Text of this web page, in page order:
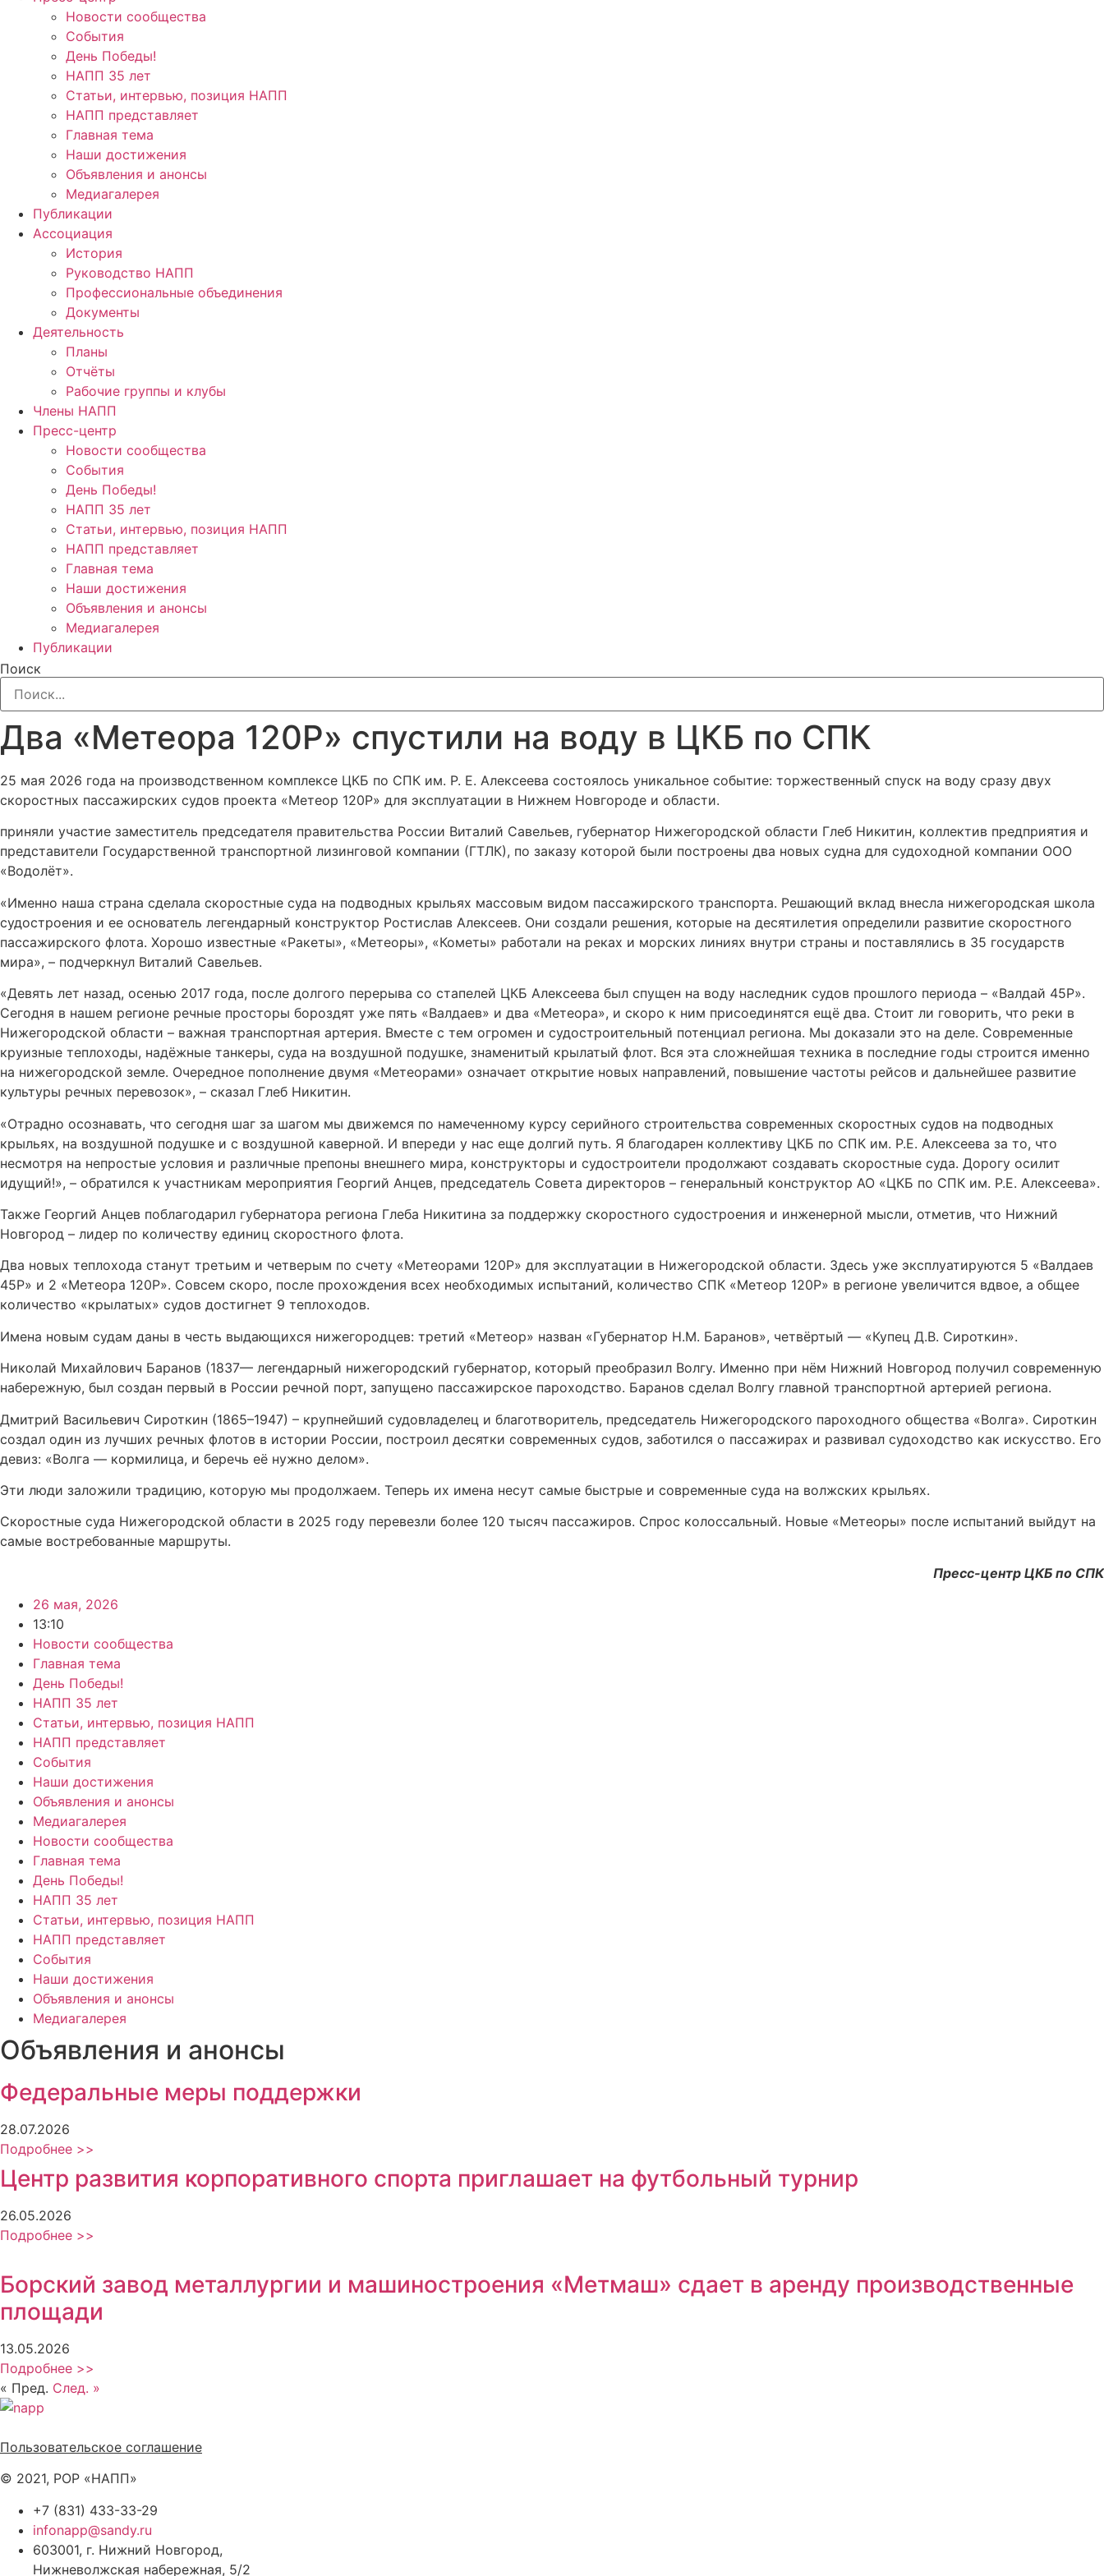
Новости сообщества
События
День Победы!
НАПП 35 лет
Статьи, интервью, позиция НАПП
НАПП представляет
Главная тема
Наши достижения
Объявления и анонсы
Медиагалерея
Публикации
Ассоциация
История
Руководство НАПП
Профессиональные объединения
Документы
Деятельность
Планы
Отчёты
Рабочие группы и клубы
Члены НАПП
Пресс-центр
Новости сообщества
События
День Победы!
НАПП 35 лет
Статьи, интервью, позиция НАПП
НАПП представляет
Главная тема
Наши достижения
Объявления и анонсы
Медиагалерея
Публикации
Поиск
Два «Метеора 120Р» спустили на воду в ЦКБ по СПК
25 мая 2026 года на производственном комплексе ЦКБ по СПК им. Р. Е. Алексеева состоялось уникальное событие: торжественный спуск на воду сразу двух
скоростных пассажирских судов проекта «Метеор 120Р» для эксплуатации в Нижнем Новгороде и области.
приняли участие заместитель председателя правительства России Виталий Савельев, губернатор Нижегородской области Глеб Никитин, коллектив предприятия и
представители Государственной транспортной лизинговой компании (ГТЛК), по заказу которой были построены два новых судна для судоходной компании ООО
«Водолёт».
«Именно наша страна сделала скоростные суда на подводных крыльях массовым видом пассажирского транспорта. Решающий вклад внесла нижегородская школа
судостроения и ее основатель легендарный конструктор Ростислав Алексеев. Они создали решения, которые на десятилетия определили развитие скоростного
пассажирского флота. Хорошо известные «Ракеты», «Метеоры», «Кометы» работали на реках и морских линиях внутри страны и поставлялись в 35 государств
мира», – подчеркнул Виталий Савельев.
«Девять лет назад, осенью 2017 года, после долгого перерыва со стапелей ЦКБ Алексеева был спущен на воду наследник судов прошлого периода – «Валдай 45Р».
Сегодня в нашем регионе речные просторы бороздят уже пять «Валдаев» и два «Метеора», и скоро к ним присоединятся ещё два. Стоит ли говорить, что реки в
Нижегородской области – важная транспортная артерия. Вместе с тем огромен и судостроительный потенциал региона. Мы доказали это на деле. Современные
круизные теплоходы, надёжные танкеры, суда на воздушной подушке, знаменитый крылатый флот. Вся эта сложнейшая техника в последние годы строится именно
на нижегородской земле. Очередное пополнение двумя «Метеорами» означает открытие новых направлений, повышение частоты рейсов и дальнейшее развитие
культуры речных перевозок», – сказал Глеб Никитин.
«Отрадно осознавать, что сегодня шаг за шагом мы движемся по намеченному курсу серийного строительства современных скоростных судов на подводных
крыльях, на воздушной подушке и с воздушной каверной. И впереди у нас еще долгий путь. Я благодарен коллективу ЦКБ по СПК им. Р.Е. Алексеева за то, что
несмотря на непростые условия и различные препоны внешнего мира, конструкторы и судостроители продолжают создавать скоростные суда. Дорогу осилит
идущий!», – обратился к участникам мероприятия Георгий Анцев, председатель Совета директоров – генеральный конструктор АО «ЦКБ по СПК им. Р.Е. Алексеева».
Также Георгий Анцев поблагодарил губернатора региона Глеба Никитина за поддержку скоростного судостроения и инженерной мысли, отметив, что Нижний
Новгород – лидер по количеству единиц скоростного флота.
Два новых теплохода станут третьим и четверым по счету «Метеорами 120Р» для эксплуатации в Нижегородской области. Здесь уже эксплуатируются 5 «Валдаев
45Р» и 2 «Метеора 120Р». Совсем скоро, после прохождения всех необходимых испытаний, количество СПК «Метеор 120Р» в регионе увеличится вдвое, а общее
количество «крылатых» судов достигнет 9 теплоходов.
Имена новым судам даны в честь выдающихся нижегородцев: третий «Метеор» назван «Губернатор Н.М. Баранов», четвёртый — «Купец Д.В. Сироткин».
Николай Михайлович Баранов (1837— легендарный нижегородский губернатор, который преобразил Волгу. Именно при нём Нижний Новгород получил современную
набережную, был создан первый в России речной порт, запущено пассажирское пароходство. Баранов сделал Волгу главной транспортной артерией региона.
Дмитрий Васильевич Сироткин (1865–1947) – крупнейший судовладелец и благотворитель, председатель Нижегородского пароходного общества «Волга». Сироткин
создал один из лучших речных флотов в истории России, построил десятки современных судов, заботился о пассажирах и развивал судоходство как искусство. Его
девиз: «Волга — кормилица, и беречь её нужно делом».
Эти люди заложили традицию, которую мы продолжаем. Теперь их имена несут самые быстрые и современные суда на волжских крыльях.
Скоростные суда Нижегородской области в 2025 году перевезли более 120 тысяч пассажиров. Спрос колоссальный. Новые «Метеоры» после испытаний выйдут на
самые востребованные маршруты.
Пресс-центр ЦКБ по СПК
26 мая, 2026
13:10
Новости сообщества
Главная тема
День Победы!
НАПП 35 лет
Статьи, интервью, позиция НАПП
НАПП представляет
События
Наши достижения
Объявления и анонсы
Медиагалерея
Новости сообщества
Главная тема
День Победы!
НАПП 35 лет
Статьи, интервью, позиция НАПП
НАПП представляет
События
Наши достижения
Объявления и анонсы
Медиагалерея
Объявления и анонсы
Федеральные меры поддержки
28.07.2026
Подробнее >>
Центр развития корпоративного спорта приглашает на футбольный турнир
26.05.2026
Подробнее >>
Борский завод металлургии и машиностроения «Метмаш» сдает в аренду производственные
площади
13.05.2026
Подробнее >>
« Пред. След. »
Пользовательское соглашение
© 2021, РОР «НАПП»
+7 (831) 433-33-29
infonapp@sandy.ru
603001, г. Нижний Новгород,
Нижневолжская набережная, 5/2